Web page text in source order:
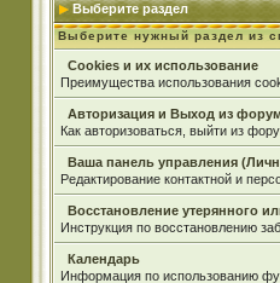
Выберите раздел
Выберите нужный раздел из
Cookies и их использование
Преимущества использования
Авторизация и Выход из
Как авторизоваться, выйти из
Ваша панель управления
Редактирование контактной и
Восстановление утерянного
Инструкция по восстановлению
Календарь
Информация по использованию